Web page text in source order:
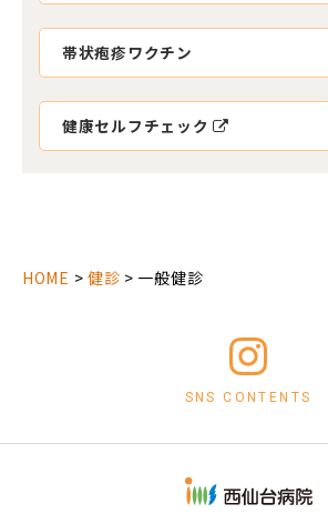
帯状疱疹ワクチン
健康セルフチェック
HOME > 健診 > 一般健診
SNS CONTENTS